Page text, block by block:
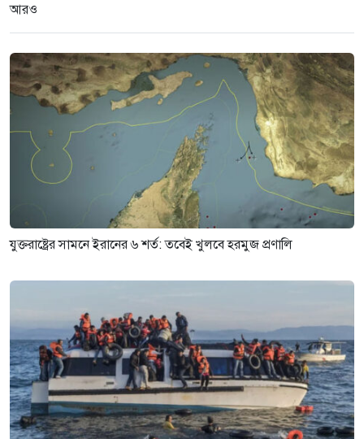
আরও
যুক্তরাষ্ট্রের সামনে ইরানের ৬ শর্ত: তবেই খুলবে হরমুজ প্রণালি